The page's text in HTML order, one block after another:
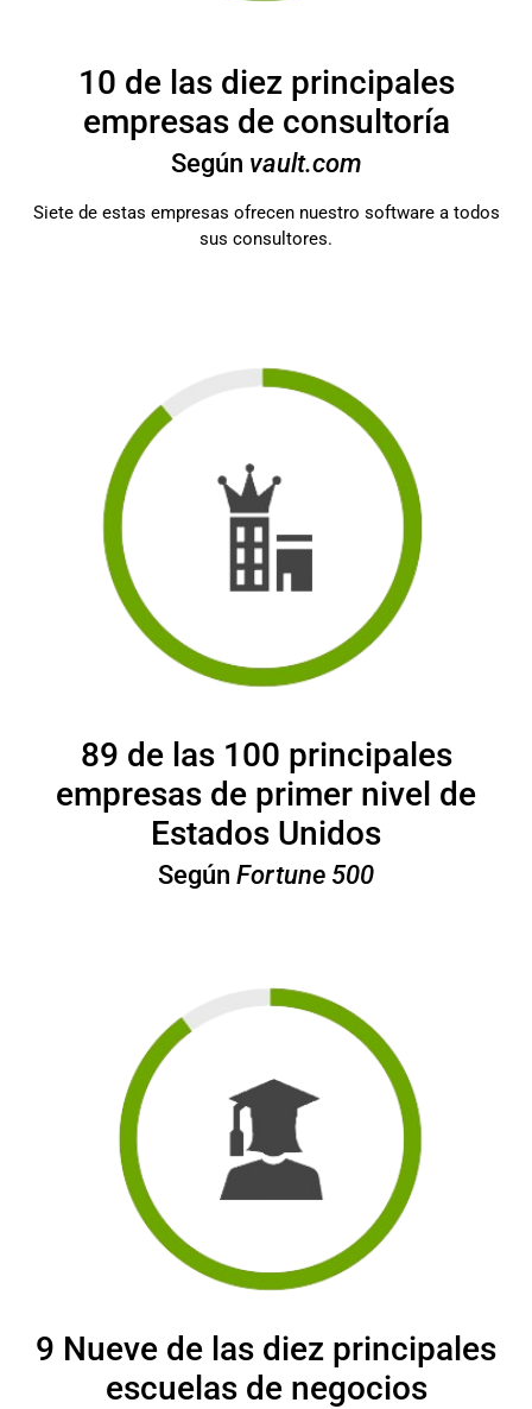
10 de las diez principales
empresas de consultoría
Según vault.com
Siete de estas empresas ofrecen nuestro software a todos
sus consultores.
89 de las 100 principales
empresas de primer nivel de
Estados Unidos
Según Fortune 500
9 Nueve de las diez principales
escuelas de negocios